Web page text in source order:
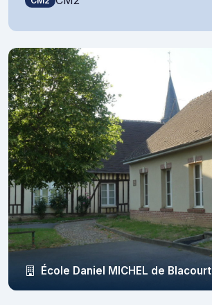
École Daniel MICHEL de Blacourt